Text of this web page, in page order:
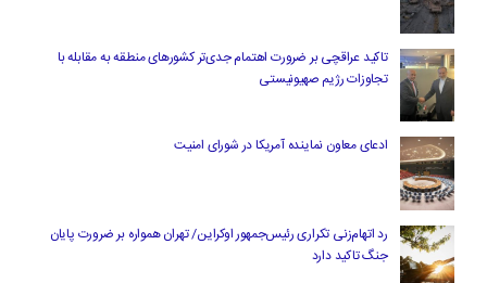
تاکید عراقچی بر ضرورت اهتمام جدی‌تر کشورهای منطقه به مقابله با
تجاوزات رژیم صهیونیستی
ادعای معاون نماینده آمریکا در شورای امنیت
رد اتهام‌زنی تکراری رئیس‌جمهور اوکراین/ تهران همواره بر ضرورت پایان
جنگ تاکید دارد